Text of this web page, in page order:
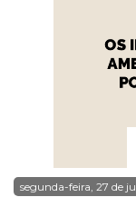
segunda-feira, 27 de